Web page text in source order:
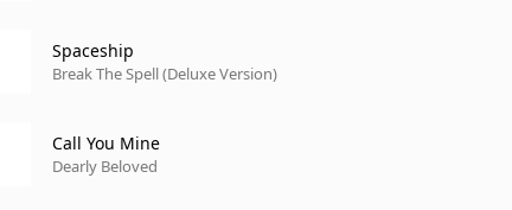
Spaceship
Break The Spell (Deluxe Version)
Call You Mine
Dearly Beloved